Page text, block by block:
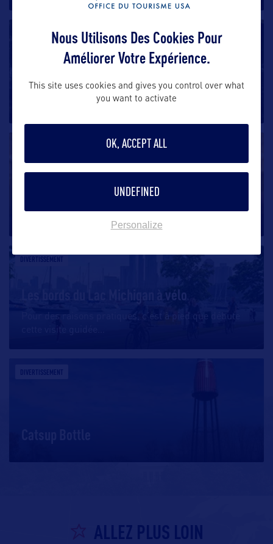
DIVERTISSEMENT
Chicago Botanic Garden
Ouvert en 1972, le Chicago Botanic Garden est un
endroit magnifique qui…
DIVERTISSEMENT
Les bords du Lac Michigan à vélo
Pour des raisons pratiques, c’est à pied que débute
DIVERTISSEMENT
ALLEZ PLUS LOIN
Nous Utilisons Des Cookies Pour
Améliorer Votre Expérience.
This site uses cookies and gives you control over what
you want to activate
OK, ACCEPT ALL
UNDEFINED
Personalize